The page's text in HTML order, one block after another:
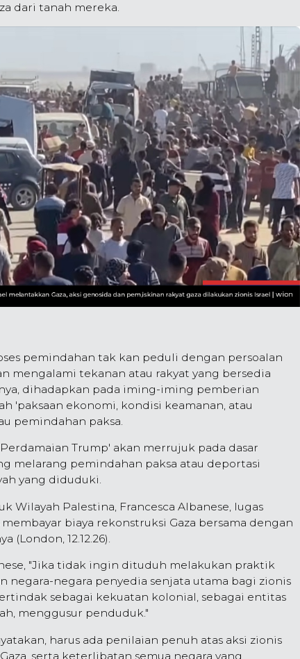
dari tanah mereka.
pemindahan tak kan peduli dengan persoalan
mengalami tekanan atau rakyat yang bersedia
dihadapkan pada iming-iming pemberian
'paksaan ekonomi, kondisi keamanan, atau
pemindahan paksa.
Trump' akan merrujuk pada dasar
melarang pemindahan paksa atau deportasi
yang diduduki.
Wilayah Palestina, Francesca Albanese, lugas
biaya rekonstruksi Gaza bersama dengan
(London, 12.12.26).
"Jika tidak ingin dituduh melakukan praktik
negara-negara penyedia senjata utama bagi zionis
sebagai kekuatan kolonial, sebagai entitas
menggusur penduduk."
harus ada penilaian penuh atas aksi zionis
serta keterlibatan semua negara yang